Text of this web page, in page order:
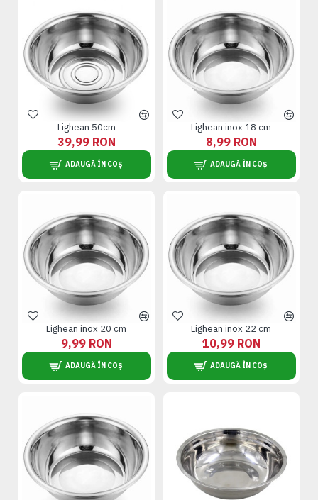
Lighean 50cm
39,99 RON
ADAUGĂ ÎN COȘ
Lighean inox 18 cm
8,99 RON
ADAUGĂ ÎN COȘ
Lighean inox 20 cm
9,99 RON
ADAUGĂ ÎN COȘ
Lighean inox 22 cm
10,99 RON
ADAUGĂ ÎN COȘ